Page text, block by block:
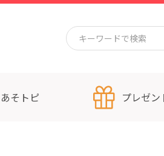
あそトピ プレゼン